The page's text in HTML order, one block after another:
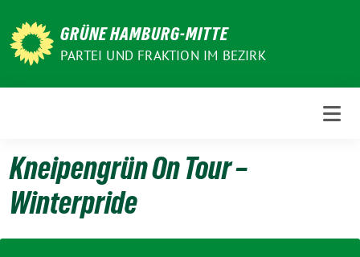
zum
Inhalt
GRÜNE HAMBURG-MITTE
PARTEI UND FRAKTION IM BEZIRK
Kneipengrün On Tour –
Winterpride